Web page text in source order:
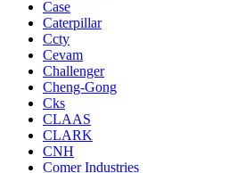
Case
Caterpillar
Ccty
Cevam
Challenger
Cheng-Gong
Cks
CLAAS
CLARK
CNH
Comer Industries